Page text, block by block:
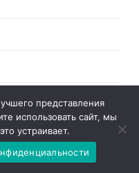
представления
использовать сайт, мы
устраивает.